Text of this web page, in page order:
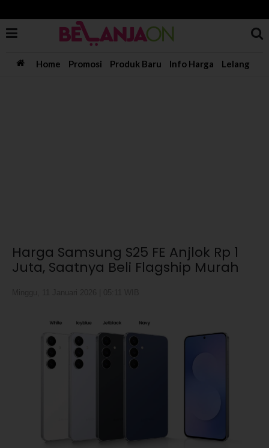
Home Promosi Produk Baru Info Harga Lelang
Harga Samsung S25 FE Anjlok Rp 1
Juta, Saatnya Beli Flagship Murah